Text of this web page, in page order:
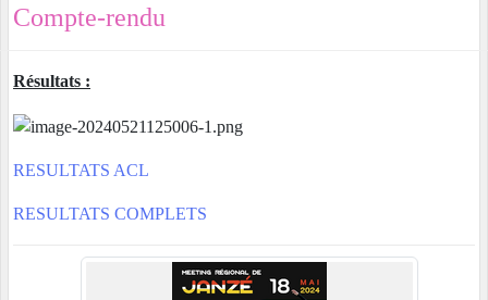
Compte-rendu
Résultats :
RESULTATS ACL
RESULTATS COMPLETS